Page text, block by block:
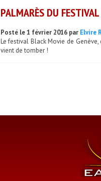
PALMARÈS DU
Posté le 1 février 2016 par Elvire
Le festival Black Movie de
vient de tomber !